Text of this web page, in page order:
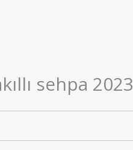
sehpa 2023​